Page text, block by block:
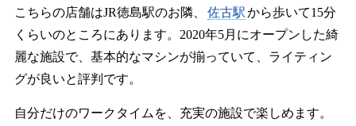
こちらの店舗はJR徳島駅のお隣、 佐古駅から歩いて15分
くらいのところにあります。2020年5月にオープンした綺
麗な施設で、基本的なマシンが揃っていて、ライティン
グが良いと評判です。
自分だけのワークタイムを、充実の施設で楽しめます。